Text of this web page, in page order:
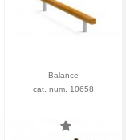
Balance
cat. num. 10658